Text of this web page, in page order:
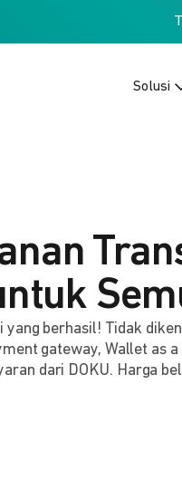
Solusi
berhasil! Tidak
gateway, Wallet as
dari DOKU. Harga